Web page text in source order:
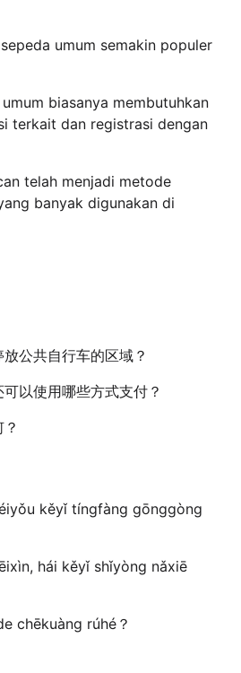
umum semakin populer
biasanya membutuhkan
terkait dan registrasi dengan
telah menjadi metode
banyak digunakan di
公共自行车的区域？
以使用哪些方式支付？
kěyǐ tíngfàng gōnggòng
hái kěyǐ shǐyòng nǎxiē
chēkuàng rúhé？